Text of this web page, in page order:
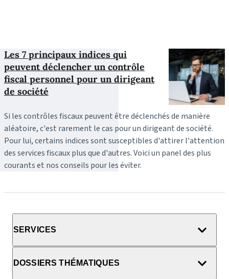
Les 7 principaux indices qui
peuvent déclencher un contrôle
fiscal personnel pour un dirigeant
de société
Si les contrôles fiscaux peuvent être déclenchés de manière
aléatoire, c'est rarement le cas pour un dirigeant de société.
Pour lui, certains indices sont susceptibles d'attirer l'attention
des services fiscaux plus que d'autres. Voici un panel des plus
courants et nos conseils pour les éviter.
SERVICES
DOSSIERS THÉMATIQUES